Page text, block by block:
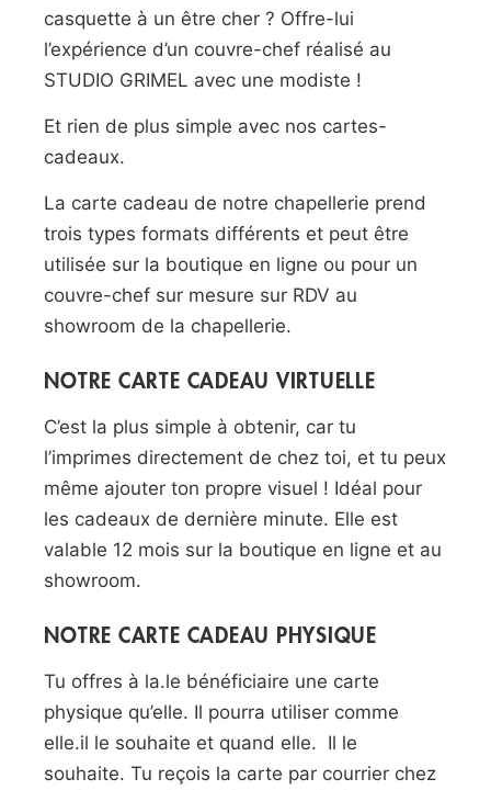
casquette à un être cher ? Offre-lui
l’expérience d’un couvre-chef réalisé au
STUDIO GRIMEL avec une modiste !
Et rien de plus simple avec nos cartes-
cadeaux.
La carte cadeau de notre chapellerie prend
trois types formats différents et peut être
utilisée sur la boutique en ligne ou pour un
couvre-chef sur mesure sur RDV au
showroom de la chapellerie.
NOTRE CARTE CADEAU VIRTUELLE
C’est la plus simple à obtenir, car tu
l’imprimes directement de chez toi, et tu peux
même ajouter ton propre visuel ! Idéal pour
les cadeaux de dernière minute. Elle est
valable 12 mois sur la boutique en ligne et au
showroom.
NOTRE CARTE CADEAU PHYSIQUE
Tu offres à la.le bénéficiaire une carte
physique qu’elle. Il pourra utiliser comme
elle.il le souhaite et quand elle. Il le
souhaite. Tu reçois la carte par courrier chez